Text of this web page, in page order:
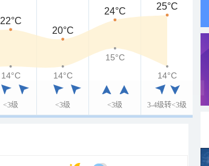
<3级 <3级 <3级 3-4级转<3级
22°C
20°C
24°C 25°C
14°C 14°C
15°C
14°C